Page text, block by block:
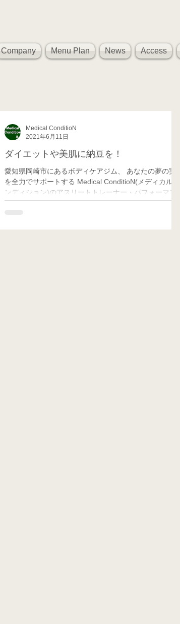
Company Menu Plan News Access
ダイエットや美肌に納豆を！
愛知県岡崎市にあるボディケアジム、 あなたの夢の実現
を全力でサポートする Medical ConditioN(メディカル コ
ンディション)のアスリートトレーナー・パフォーマンス
向上担当のMatchです！ 最近また納豆がマイブームにな
Medical ConditioN
2021年6月11日